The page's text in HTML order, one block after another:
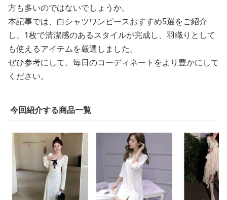
方も多いのではないでしょうか。
本記事では、白シャツワンピースおすすめ5選をご紹介
し、1枚で清潔感のあるスタイルが完成し、羽織りとして
も使えるアイテムを厳選しました。
ぜひ参考にして、毎日のコーディネートをより豊かにして
ください。
今回紹介する商品一覧